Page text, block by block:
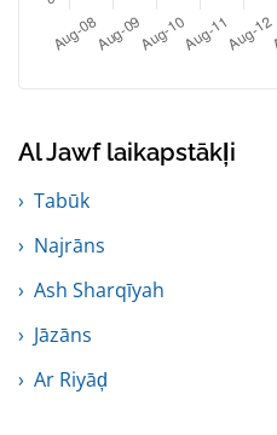
Al Jawf laikapstākļi
Tabūk
Najrāns
Ash Sharqīyah
Jāzāns
Ar Riyāḑ